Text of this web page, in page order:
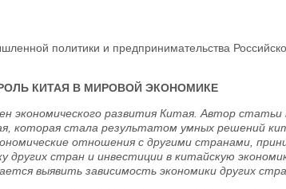
политики и предпринимательства
КИТАЯ В МИРОВОЙ ЭКОНОМИКЕ
экономического развития Китая. Автор статьи
которая стала результатом умных решений
отношения с другими странами,
других стран и инвестиции в китайскую
выявить зависимость экономики других